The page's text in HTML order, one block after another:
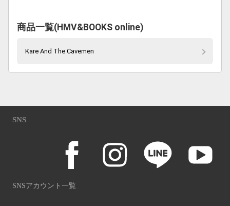
商品一覧(HMV&BOOKS online)
Kare And The Cavemen
SNS
SNSアカウント一覧